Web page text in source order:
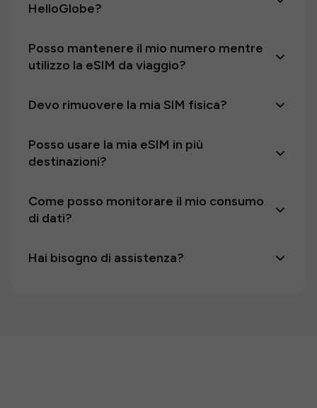
HelloGlobe?
Posso mantenere il mio numero mentre
utilizzo la eSIM da viaggio?
Devo rimuovere la mia SIM fisica?
Posso usare la mia eSIM in più
destinazioni?
Come posso monitorare il mio consumo
di dati?
Hai bisogno di assistenza?